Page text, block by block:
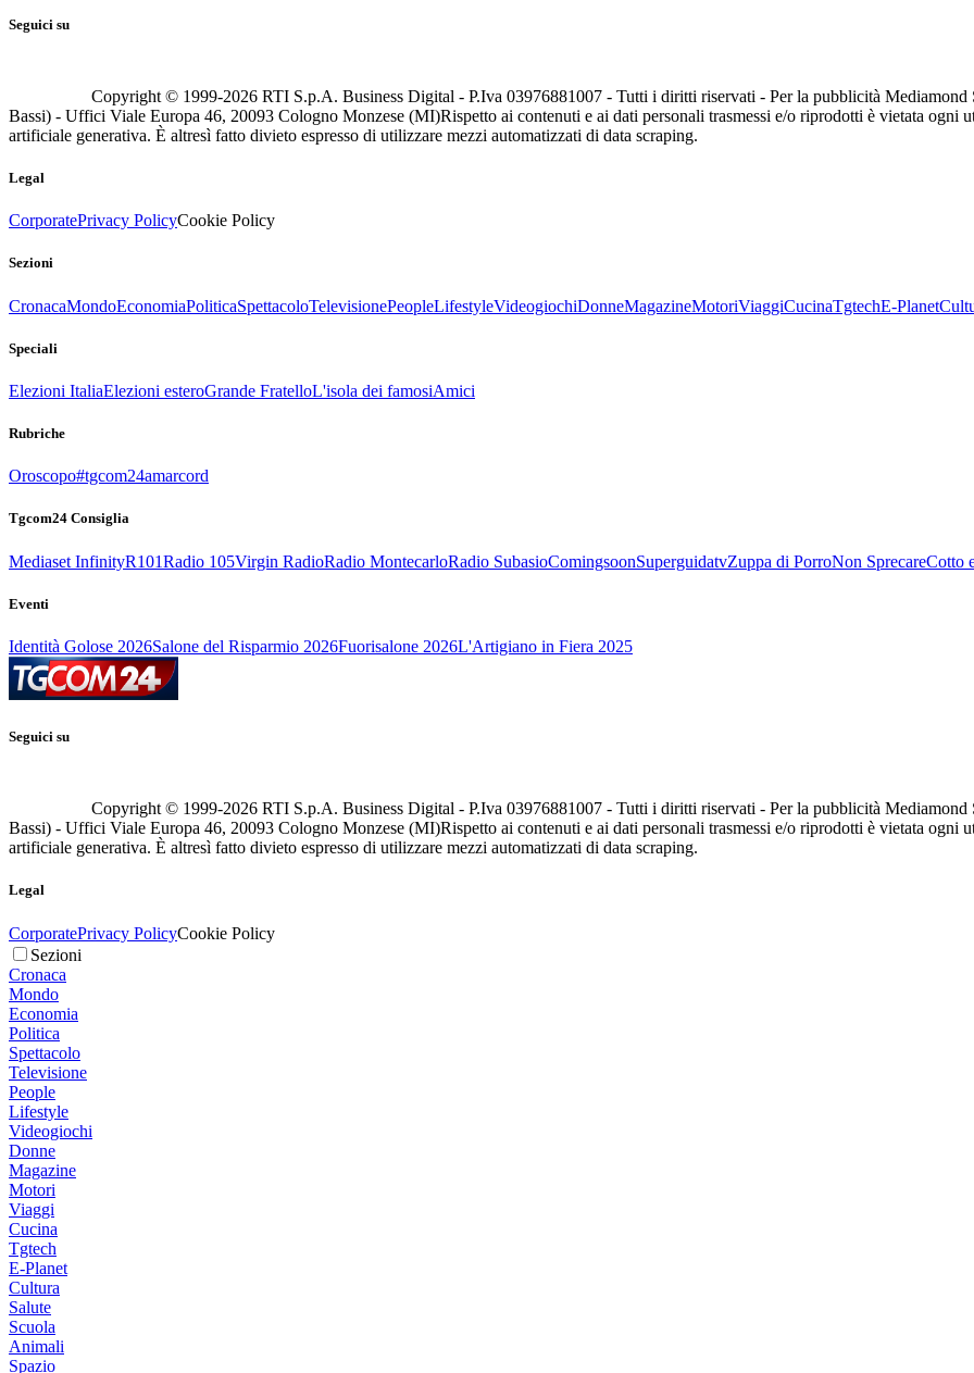
Seguici su
Copyright © 1999-2026 RTI S.p.A. Business Digital - P.Iva 03976881007 - Tutti i diritti riservati - Per la pubblicità
Bassi) - Uffici Viale Europa 46, 20093 Cologno Monzese (MI)Rispetto ai contenuti e ai dati personali trasmessi e/o riprodotti è vietata ogni
artificiale generativa. È altresì fatto divieto espresso di utilizzare mezzi automatizzati di data scraping.
Legal
CorporatePrivacy PolicyCookie Policy
Sezioni
CronacaMondoEconomiaPoliticaSpettacoloTelevisionePeopleLifestyleVideogiochiDonneMagazineMotoriViaggiCucinaTgtechE-Planet
Speciali
Elezioni ItaliaElezioni esteroGrande FratelloL'isola dei famosiAmici
Rubriche
Oroscopo#tgcom24amarcord
Tgcom24 Consiglia
Mediaset InfinityR101Radio 105Virgin RadioRadio MontecarloRadio SubasioComingsoonSuperguidatvZuppa di PorroNon SprecareCotto
Eventi
Identità Golose 2026Salone del Risparmio 2026Fuorisalone 2026L'Artigiano in Fiera 2025
Seguici su
Copyright © 1999-2026 RTI S.p.A. Business Digital - P.Iva 03976881007 - Tutti i diritti riservati - Per la pubblicità
Bassi) - Uffici Viale Europa 46, 20093 Cologno Monzese (MI)Rispetto ai contenuti e ai dati personali trasmessi e/o riprodotti è vietata ogni
artificiale generativa. È altresì fatto divieto espresso di utilizzare mezzi automatizzati di data scraping.
Legal
CorporatePrivacy PolicyCookie Policy
Sezioni
Cronaca
Mondo
Economia
Politica
Spettacolo
Televisione
People
Lifestyle
Videogiochi
Donne
Magazine
Motori
Viaggi
Cucina
Tgtech
E-Planet
Cultura
Salute
Scuola
Animali
Spazio